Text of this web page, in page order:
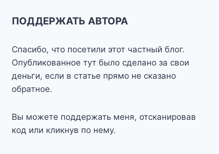
ПОДДЕРЖАТЬ АВТОРА
Спасибо, что посетили этот частный блог.
Опубликованное тут было сделано за свои
деньги, если в статье прямо не сказано
обратное.
Вы можете поддержать меня, отсканировав
код или кликнув по нему.